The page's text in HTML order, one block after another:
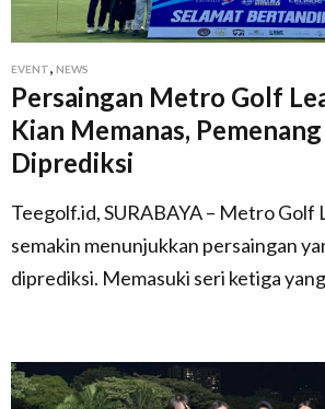
EVENT, NEWS
Persaingan Metro Golf
Kian Memanas,
Diprediksi
Teegolf.id, SURABAYA – Metro Golf
semakin menunjukkan persaingan
diprediksi. Memasuki seri ketiga